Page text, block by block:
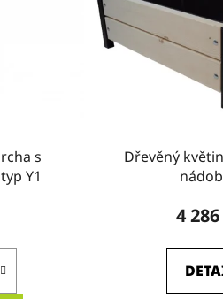
s
Y1
Dřevěný
4